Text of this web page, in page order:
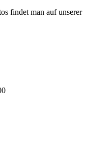
findet man auf unserer